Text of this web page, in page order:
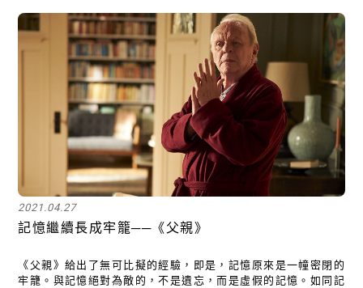
2021.04.27
記憶繼續長成牢籠──《父親》
《父親》給出了無可比擬的經驗，即是，記憶原來是一幢密閉的
牢籠。與記憶絕對為敵的，不是遺忘，而是虛假的記憶。如同記